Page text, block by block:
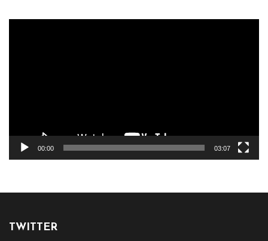
00:00 03:07
TWITTER